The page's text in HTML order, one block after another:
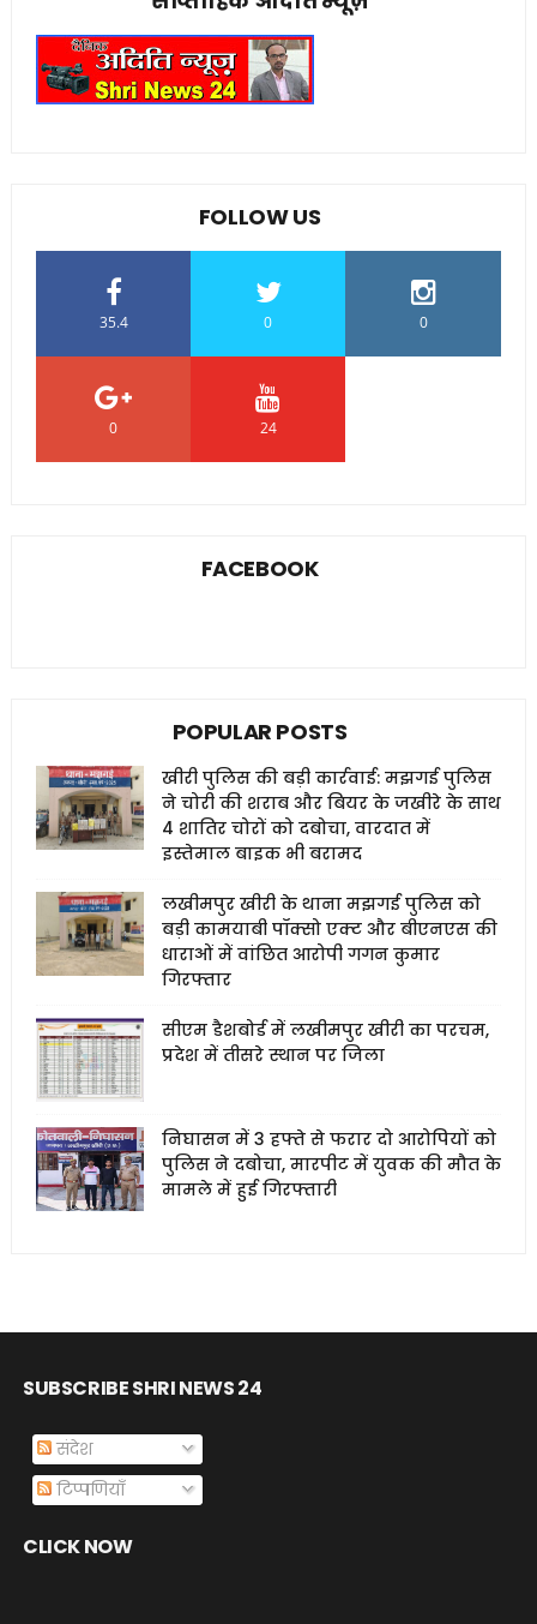
FOLLOW US
35.4 0 0
0 24
FACEBOOK
POPULAR POSTS
खीरी पुलिस की बड़ी कार्रवाई: मझगई पुलिस
ने चोरी की शराब और बियर के जखीरे के साथ
4 शातिर चोरों को दबोचा, वारदात में
इस्तेमाल बाइक भी बरामद
लखीमपुर खीरी के थाना मझगई पुलिस को
बड़ी कामयाबी पॉक्सो एक्ट और बीएनएस की
धाराओं में वांछित आरोपी गगन कुमार
गिरफ्तार
सीएम डैशबोर्ड में लखीमपुर खीरी का परचम,
प्रदेश में तीसरे स्थान पर जिला
निघासन में 3 हफ्ते से फरार दो आरोपियों को
पुलिस ने दबोचा, मारपीट में युवक की मौत के
मामले में हुई गिरफ्तारी
SUBSCRIBE SHRI NEWS 24
संदेश
टिप्पणियाँ
CLICK NOW